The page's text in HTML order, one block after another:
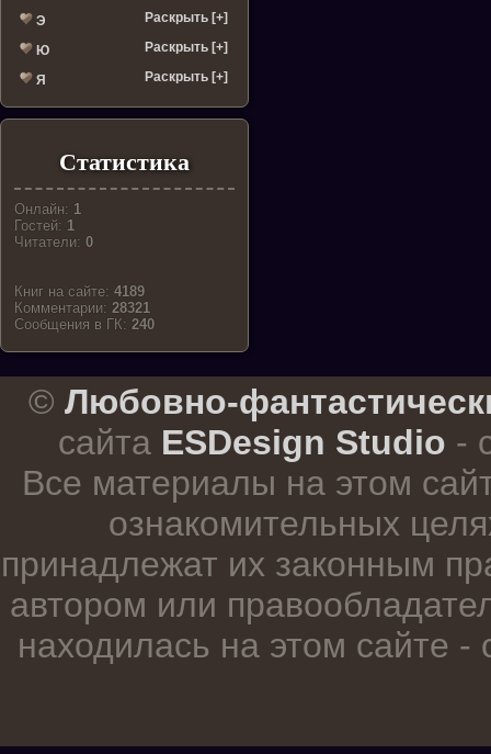
Э Раскрыть [+]
Ю Раскрыть [+]
Я Раскрыть [+]
Статистика
Онлайн: 1
Гостей: 1
Читатели:0
Книг на сайте:4189
Комментарии:28321
Cообщения в ГК:240
©Любовно-
сайта ESDesign Studio -
Все материалы на этом
ознакомительных
принадлежат их законным
автором или
находилась на этом сайте